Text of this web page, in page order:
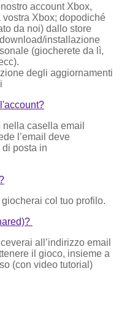
account Xbox,
vostra Xbox; dopodiché
da noi) dallo store
installazione
(giocherete da lì,
degli aggiornamenti
casella email
l’email deve
posta in
col tuo profilo.
all’indirizzo email
il gioco, insieme a
(con video tutorial)